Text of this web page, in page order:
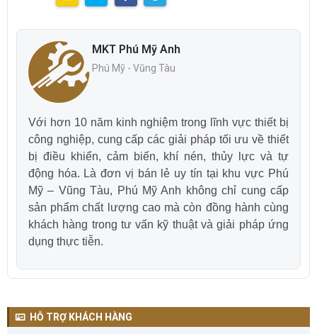
MKT Phú Mỹ Anh
Phú Mỹ - Vũng Tàu
Với hơn 10 năm kinh nghiệm trong lĩnh vực thiết bị
công nghiệp, cung cấp các giải pháp tối ưu về thiết
bị điều khiển, cảm biến, khí nén, thủy lực và tự
động hóa. Là đơn vị bán lẻ uy tín tại khu vực Phú
Mỹ – Vũng Tàu, Phú Mỹ Anh không chỉ cung cấp
sản phẩm chất lượng cao mà còn đồng hành cùng
khách hàng trong tư vấn kỹ thuật và giải pháp ứng
dụng thực tiễn.
HỖ TRỢ KHÁCH HÀNG